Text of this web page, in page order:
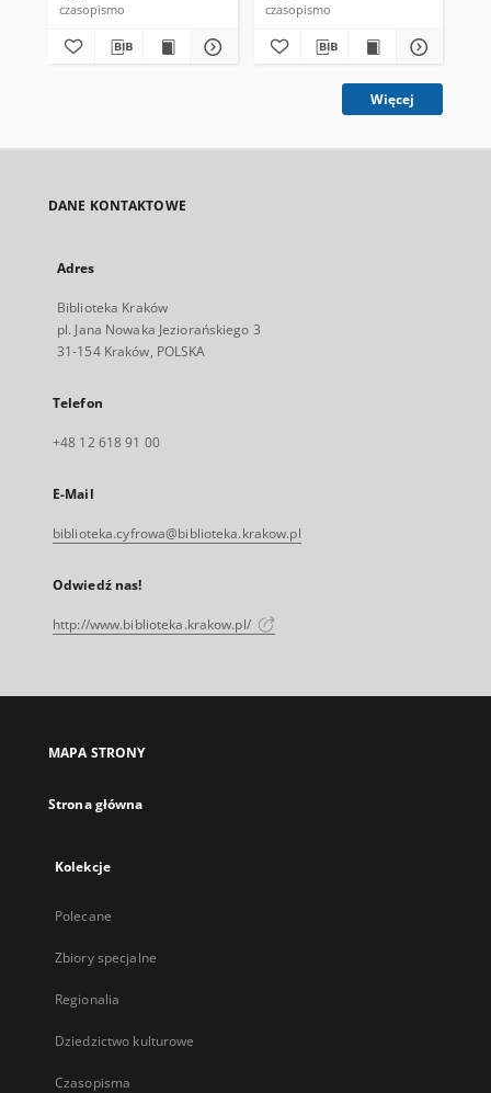
czasopismo
czasopismo
Więcej
DANE KONTAKTOWE
Adres
Biblioteka Kraków
pl. Jana Nowaka Jeziorańskiego 3
31-154 Kraków, POLSKA
Telefon
+48 12 618 91 00
E-Mail
biblioteka.cyfrowa@biblioteka.krakow.pl
Odwiedź nas!
http://www.biblioteka.krakow.pl/
MAPA STRONY
Strona główna
Kolekcje
Polecane
Zbiory specjalne
Regionalia
Dziedzictwo kulturowe
Czasopisma